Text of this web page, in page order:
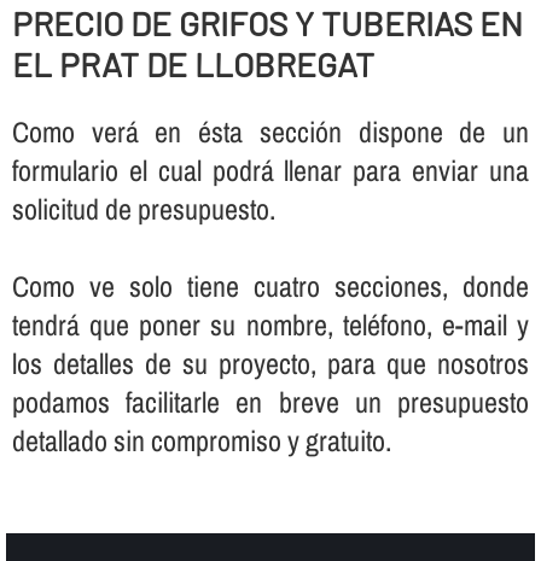
PRECIO DE GRIFOS Y TUBERIAS EN
EL PRAT DE LLOBREGAT
Como verá en ésta sección dispone de un
formulario el cual podrá llenar para enviar una
solicitud de presupuesto.
Como ve solo tiene cuatro secciones, donde
tendrá que poner su nombre, teléfono, e-mail y
los detalles de su proyecto, para que nosotros
podamos facilitarle en breve un presupuesto
detallado sin compromiso y gratuito.